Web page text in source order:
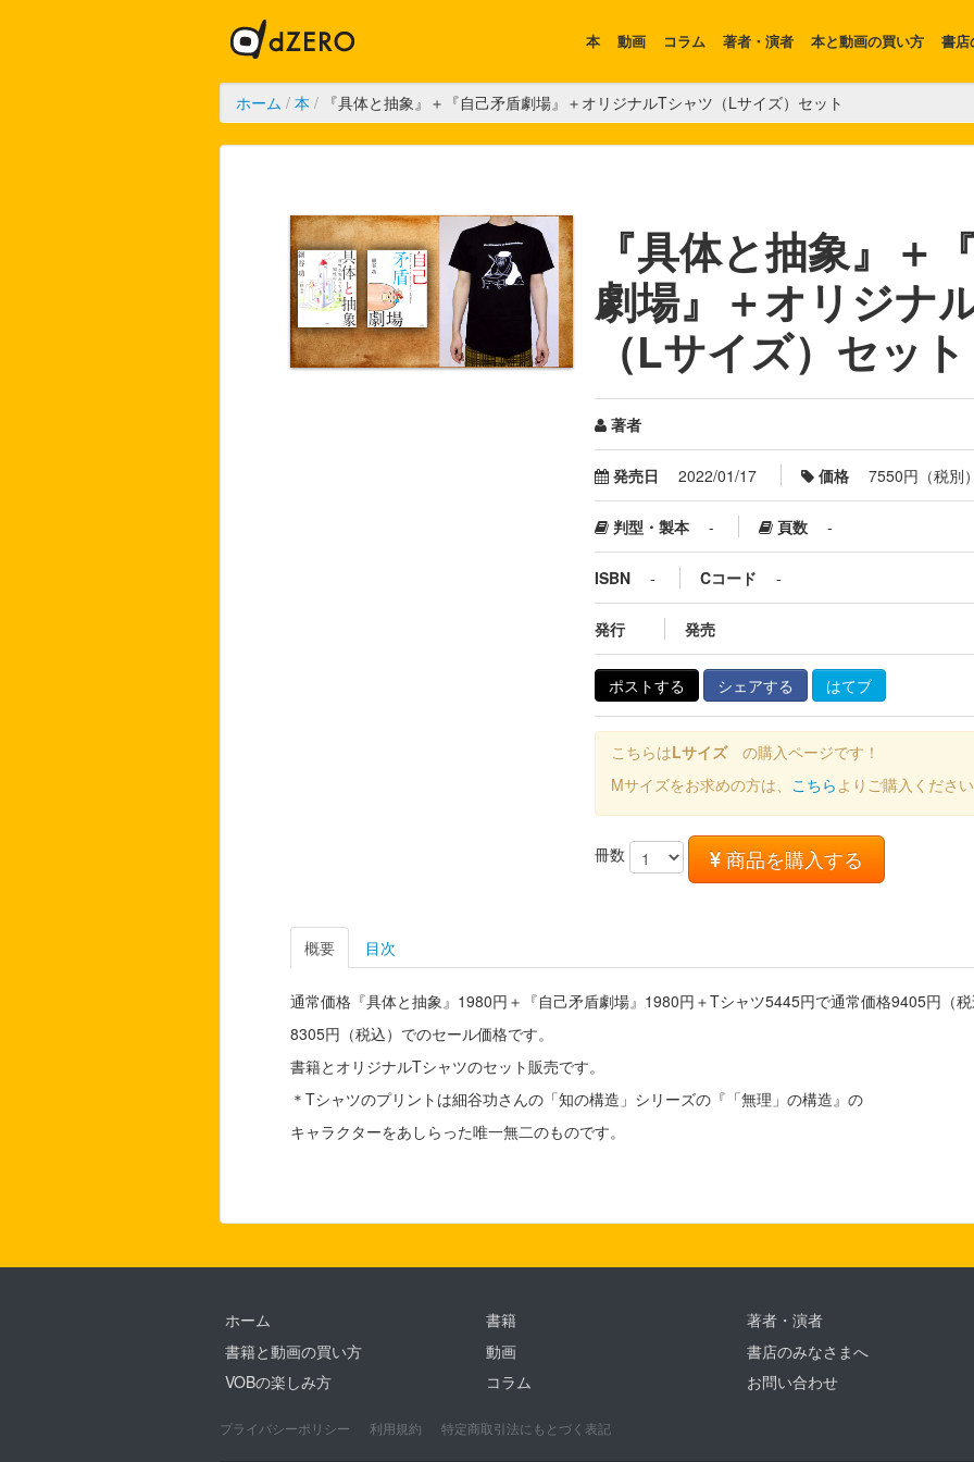
本 動画 コラム 著者・演者 本と動画の買い方 書店
ホーム / 本 / 『具体と抽象』＋『自己矛盾劇場』＋オリジナルTシャツ（Lサイズ）セット
『具体と抽象』＋
劇場』＋オリジナ
（Lサイズ）セット
著者
発売日 2022/01/17 価格 7550円（税別
判型・製本 - 頁数 -
ISBN - Cコード -
発行 発売
ポストする シェアする はてブ
こちらはLサイズ
の購入ページです！
Mサイズをお求めの方は、 こちら よりご購入くださ
冊数 商品を購入する
概要 目次
通常価格『具体と抽象』1980円＋『自己矛盾劇場』1980円＋Tシャツ5445円で通常価格9405円（
8305円（税込）でのセール価格です。
書籍とオリジナルTシャツのセット販売です。
＊Tシャツのプリントは細谷功さんの「知の構造」シリーズの『「無理」の構造』の
キャラクターをあしらった唯一無二のものです。
ホーム
書籍と動画の買い方
VOBの楽しみ方
書籍
動画
コラム
著者・演者
書店のみなさまへ
お問い合わせ
プライバシーポリシー 利用規約 特定商取引法にもとづく表記